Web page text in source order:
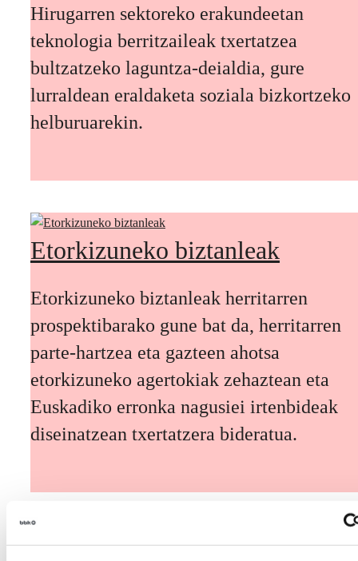
Hirugarren sektoreko erakundeetan
teknologia berritzaileak txertatzea
bultzatzeko laguntza-deialdia, gure
lurraldean eraldaketa soziala bizkortzeko
helburuarekin.
Etorkizuneko biztanleak
Etorkizuneko biztanleak herritarren
prospektibarako gune bat da, herritarren
parte-hartzea eta gazteen ahotsa
etorkizuneko agertokiak zehaztean eta
Euskadiko erronka nagusiei irtenbideak
diseinatzean txertatzera bideratua.